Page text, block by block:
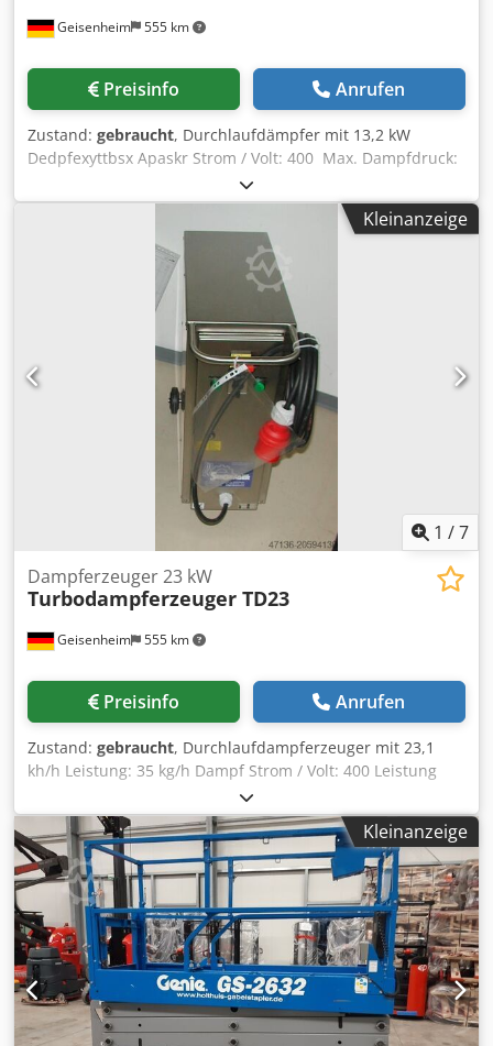
Geisenheim 555 km
Preisinfo Anrufen
Zustand: gebraucht, Durchlaufdämpfer mit 13,2 kW
Dedpfexyttbsx Apaskr Strom / Volt: 400 Max. Dampfdruck:
2,5 bar Max. Dampfmenge pro Stunde: 20 kg/h
Kleinanzeige
1 /7
Geisenheim 555 km
Dampferzeuger 23 kW
Turbodampferzeuger TD23
Preisinfo Anrufen
Zustand: gebraucht, Durchlaufdampferzeuger mit 23,1
kh/h Leistung: 35 kg/h Dampf Strom / Volt: 400 Leistung
pro Stunde: 35 Dedpfx Asxytrwspajkr Zolltarif Nummer:
84022000 Fracht und Verpackung 120.-
Kleinanzeige